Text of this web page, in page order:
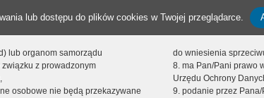
lub dostępu do plików cookies w Twojej przeglądarce.
lub organom samorządu
z prowadzonym
osobowe nie będą przekazywane
do wniesienia
8. ma Pan/Pani prawo
Urzędu Ochrony
9. podanie przez